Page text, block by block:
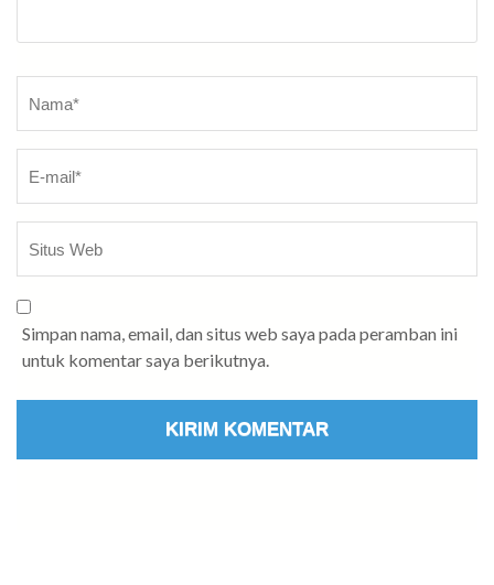
Simpan nama, email, dan situs web saya pada peramban ini
untuk komentar saya berikutnya.